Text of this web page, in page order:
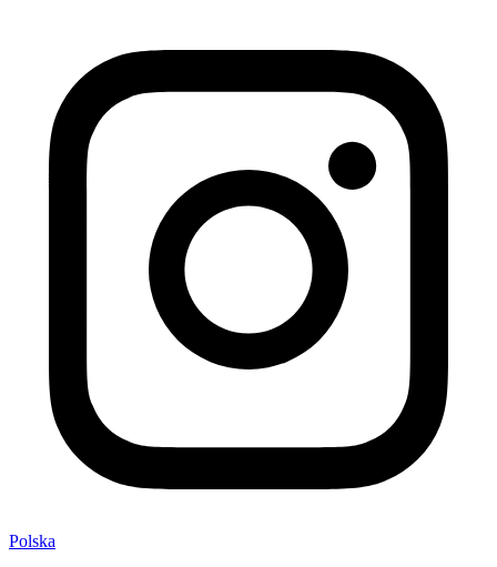
Polska